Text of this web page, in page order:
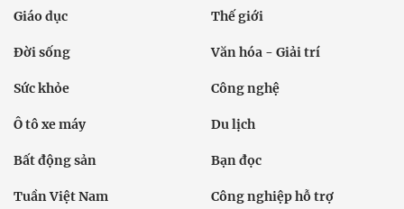
Giáo dục Thế giới
Đời sống Văn hóa - Giải trí
Sức khỏe Công nghệ
Ô tô xe máy Du lịch
Bất động sản Bạn đọc
Tuần Việt Nam Công nghiệp hỗ trợ